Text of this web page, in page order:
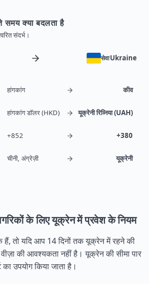
समय क्या बदलता है
संदर्भ।
सेवाUkraine
हांगकांग कीव
हांगकांग डॉलर (HKD) यूक्रेनी रिव्निया (UAH)
+852 +380
चीनी, अंग्रेज़ी यूक्रेनी
के लिए यूक्रेन में प्रवेश के नियम
हैं, तो यदि आप 14 दिनों तक यूक्रेन में रहने की
की आवश्यकता नहीं है। यूक्रेन की सीमा पार
उपयोग किया जाता है।